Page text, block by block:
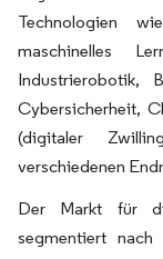
Technologien
maschinelles
Industrierobotik,
Cybersicherheit,
(digitaler
verschiedenen
Der Markt für
segmentiert